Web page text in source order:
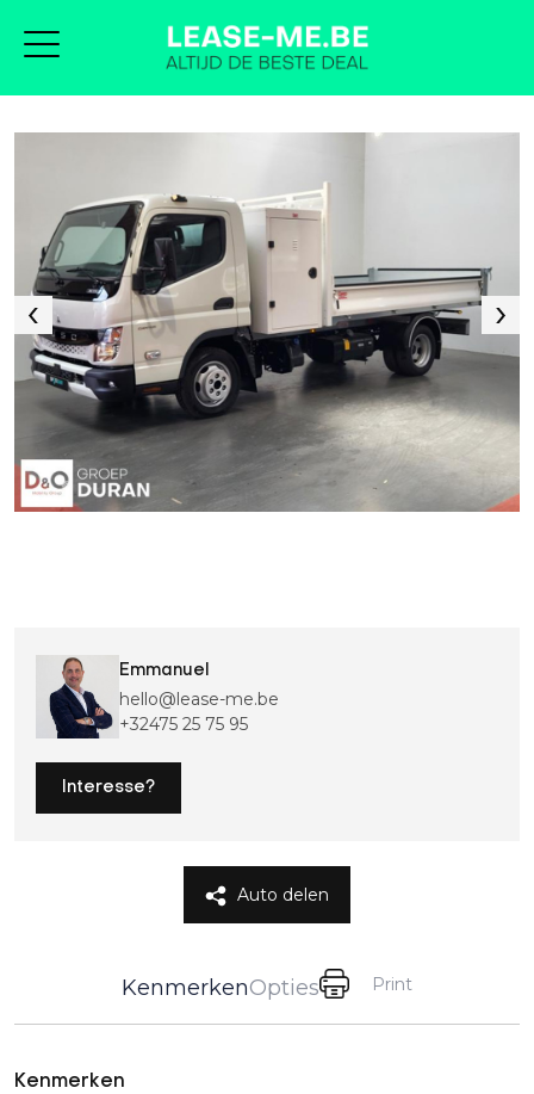
Emmanuel
hello@lease-me.be
+32475 25 75 95
Interesse?
Auto delen
KenmerkenOpties Print
Kenmerken